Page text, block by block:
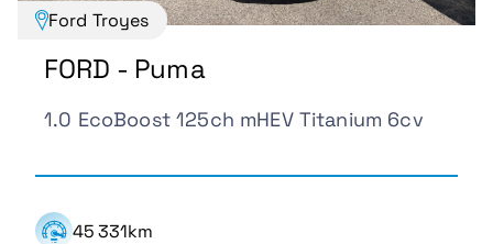
Ford Troyes
FORD - Puma
1.0 EcoBoost 125ch mHEV Titanium 6cv
45 331km